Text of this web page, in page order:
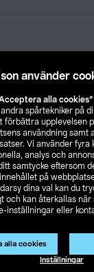
använder
alla cookies”
spårtekniker på
förbättra upplevelsen
användning samt
Vi använder fyra
analys och
samtycke eftersom
på
dina val kan du
och kan återkallas när
inställningar eller
alla cookies
Inställningar
Hitta
SE NO FI
statement